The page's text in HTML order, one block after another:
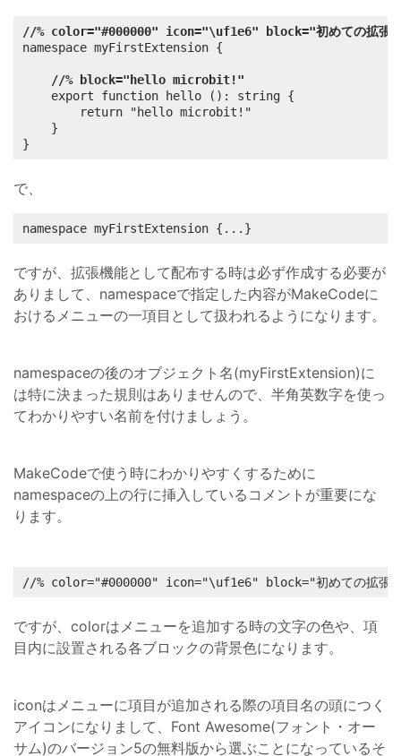
//% color="#000000" icon="\uf1e6" block="初めての拡張
namespace myFirstExtension {
//% block="hello microbit!"
    export function hello (): string {
        return "hello microbit!"
    }
}
で、
namespace myFirstExtension {...}
ですが、拡張機能として配布する時は必ず作成する必要が
ありまして、namespaceで指定した内容がMakeCodeに
おけるメニューの一項目として扱われるようになります。
namespaceの後のオブジェクト名(myFirstExtension)に
は特に決まった規則はありませんので、半角英数字を使っ
てわかりやすい名前を付けましょう。
MakeCodeで使う時にわかりやすくするために
namespaceの上の行に挿入しているコメントが重要にな
ります。
//% color="#000000" icon="\uf1e6" block="初めての拡張
ですが、colorはメニューを追加する時の文字の色や、項
目内に設置される各ブロックの背景色になります。
iconはメニューに項目が追加される際の項目名の頭につく
アイコンになりまして、Font Awesome(フォント・オー
サム)のバージョン5の無料版から選ぶことになっているそ